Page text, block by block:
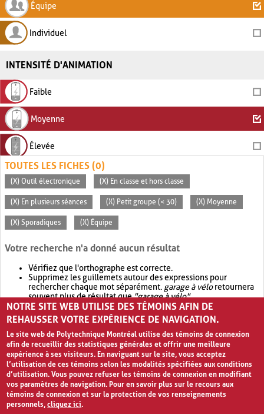
Équipe
Individuel
INTENSITÉ D'ANIMATION
Faible
Moyenne
Élevée
TOUTES LES FICHES (0)
(X) Outil électronique (X) En classe et hors classe
(X) En plusieurs séances (X) Petit groupe (< 30) (X) Moyenne
(X) Sporadiques (X) Équipe
Votre recherche n'a donné aucun résultat
Vérifiez que l'orthographe est correcte.
Supprimez les guillemets autour des expressions pour
rechercher chaque mot séparément. garage à véloretournera
souvent plus de résultat que"garage à vélo".
Envisagez d'élargir votre recherche avec OR.garage OR vélo
retournera souvent plus de résultat quegarage à vélo
NOTRE SITE WEB UTILISE DES TÉMOINS AFIN DE
REHAUSSER VOTRE EXPÉRIENCE DE NAVIGATION.
Le site web de Polytechnique Montréal utilise des témoins de connexion
afin de recueillir des statistiques générales et offrir une meilleure
expérience à ses visiteurs. En naviguant sur le site, vous acceptez
l’utilisation de ces témoins selon les modalités spécifiées aux conditions
d’utilisation. Vous pouvez refuser les témoins de connexion en modifiant
vos paramètres de navigation. Pour en savoir plus sur le recours aux
témoins de connexion et sur la protection de vos renseignements
personnels,cliquez ici.